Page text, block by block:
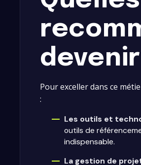
Pour exceller dans ce
:
Les outils et
outils de
indispensable.
La gestion de